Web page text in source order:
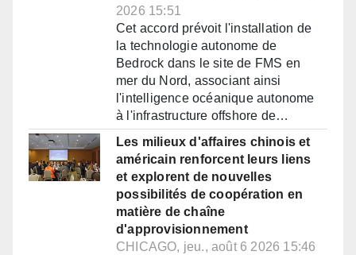
2026 15:51
Cet accord prévoit l'installation de
la technologie autonome de
Bedrock dans le site de FMS en
mer du Nord, associant ainsi
l'intelligence océanique autonome
à l'infrastructure offshore de…
Les milieux d'affaires chinois et
américain renforcent leurs liens
et explorent de nouvelles
possibilités de coopération en
matière de chaîne
d'approvisionnement
CHICAGO, jeu., août 6 2026 15:46